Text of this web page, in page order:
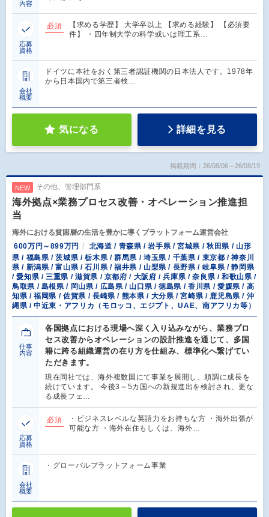
内容
応募
資格
必須
【求める学歴】 大学卒以上 【求める経験】 【必須要
件】 ・四年制大学の科学或いは理工系…
会社
概要
ドイツに本社をおく第三者認証機関の日本法人です。1978年
から日本国内で第三者検…
気になる 詳細を見る
掲載期間：26/08/06～26/08/19
NEW その他、管理部門系
海外拠点×業務プロセス改善・オペレーション推進担
当
海外における貧困層の生活を豊かに導くプラットフォーム運営会社
600万円～899万円
北海道 / 青森県 / 岩手県 / 宮城県 / 秋田県 / 山形
県 / 福島県 / 茨城県 / 栃木県 / 群馬県 / 埼玉県 / 千葉県 / 東京都 / 神奈川
県 / 新潟県 / 富山県 / 石川県 / 福井県 / 山梨県 / 長野県 / 岐阜県 / 静岡県
/ 愛知県 / 三重県 / 滋賀県 / 京都府 / 大阪府 / 兵庫県 / 奈良県 / 和歌山県 /
鳥取県 / 島根県 / 岡山県 / 広島県 / 山口県 / 徳島県 / 香川県 / 愛媛県 / 高
知県 / 福岡県 / 佐賀県 / 長崎県 / 熊本県 / 大分県 / 宮崎県 / 鹿児島県 / 沖
縄県 / 中近東・アフリカ（モロッコ、エジプト、UAE、南アフリカ等）
仕事
内容
各国拠点における現場へ深く入り込みながら、業務プロ
セス改善からオペレーションの設計推進を通じて、多国
籍に跨る組織運営の在り方を仕組み、標準化へ繋げてい
ただきます。
現在同社では、海外複数国にて事業を展開し、順調に成長を
続けています。 今後3～5カ国への新規進出を検討され、更な
る成長フェ…
応募
資格
必須
・ビジネスレベルな英語力をお持ちな方 ・海外出張が
可能な方 ・海外在住もしくは、海外…
会社
概要
・グローバルプラットフォーム事業